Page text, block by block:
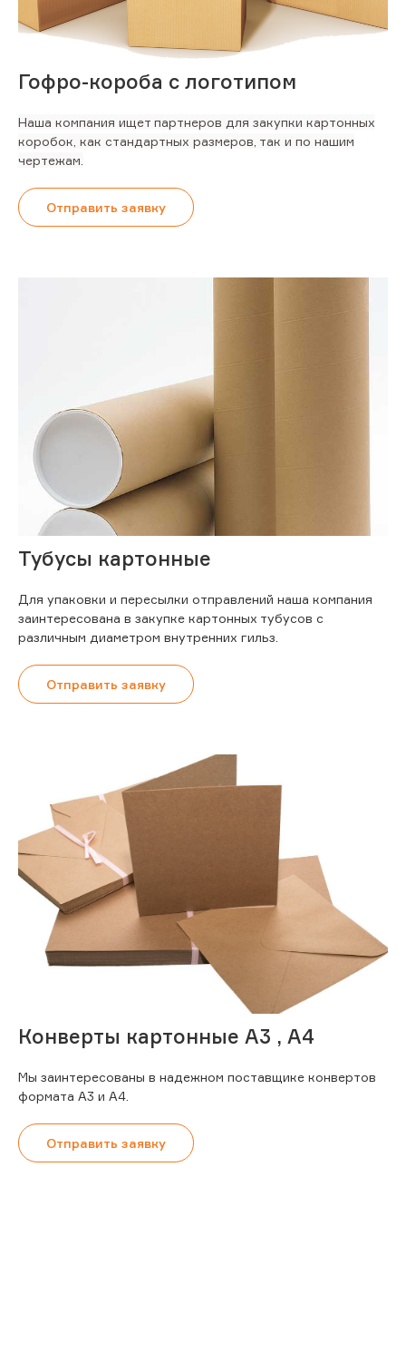
Гофро-короба с логотипом
Наша компания ищет партнеров для закупки картонных
коробок, как стандартных размеров, так и по нашим
чертежам.
Отправить заявку
Тубусы картонные
Для упаковки и пересылки отправлений наша компания
заинтересована в закупке картонных тубусов с
различным диаметром внутренних гильз.
Отправить заявку
Конверты картонные А3 , А4
Мы заинтересованы в надежном поставщике конвертов
формата А3 и А4.
Отправить заявку